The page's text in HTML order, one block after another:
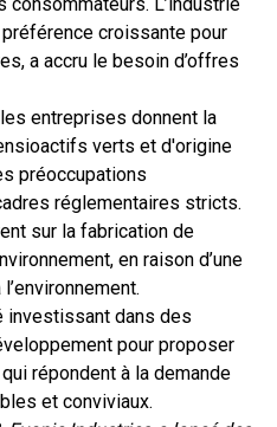
croissante pour
a accru le besoin d’offres
entreprises donnent la
verts et d'origine
préoccupations
réglementaires stricts.
sur la fabrication de
en raison d’une
investissant dans des
pour proposer
répondent à la demande
et conviviaux.